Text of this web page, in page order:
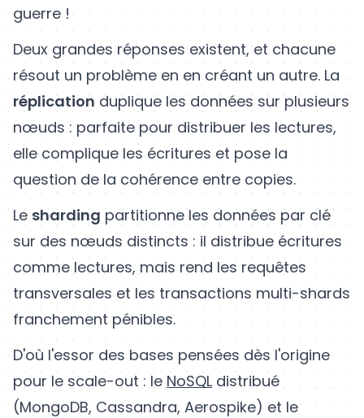
guerre !
Deux grandes réponses existent, et chacune
résout un problème en en créant un autre. La
réplication duplique les données sur plusieurs
nœuds : parfaite pour distribuer les lectures,
elle complique les écritures et pose la
question de la cohérence entre copies.
Le sharding partitionne les données par clé
sur des nœuds distincts : il distribue écritures
comme lectures, mais rend les requêtes
transversales et les transactions multi-shards
franchement pénibles.
D'où l'essor des bases pensées dès l'origine
pour le scale-out : le NoSQL distribué
(MongoDB, Cassandra, Aerospike) et le